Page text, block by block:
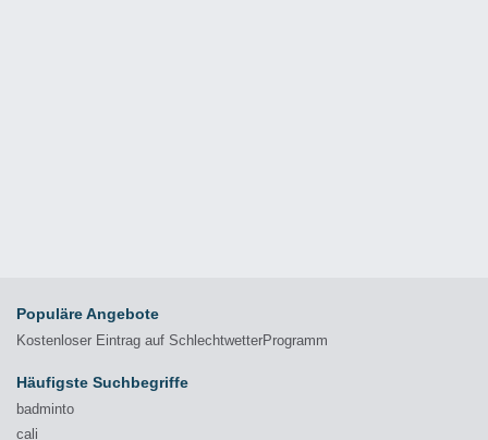
Populäre Angebote
Kostenloser Eintrag auf SchlechtwetterProgramm
Häufigste Suchbegriffe
badminto
cali